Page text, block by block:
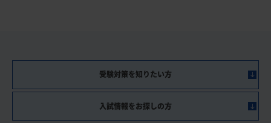
受験対策を知りたい方
入試情報をお探しの方